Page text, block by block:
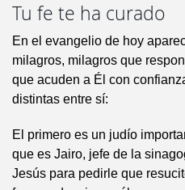
Tu fe te ha curado
En el evangelio de hoy
milagros, milagros que
que acuden a Él con
distintas entre sí:
El primero es un judío
que es Jairo, jefe de la
Jesús para pedirle que